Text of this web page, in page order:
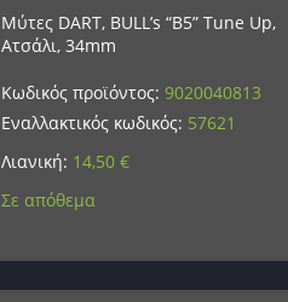
Μύτες DART, BULL’s “B5” Tune Up,
Ατσάλι, 34mm
Κωδικός προϊόντος:9020040813
Εναλλακτικός κωδικός: 57621
Λιανική: 14,50€
Σε απόθεμα